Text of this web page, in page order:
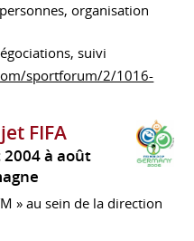
organisation
suivi
sportforum/2/1016-
FIFA
2004 à août
» au sein de la direction